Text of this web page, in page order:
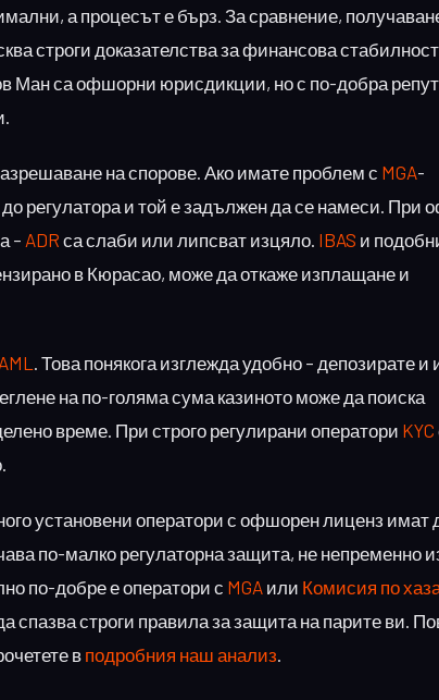
а процесът е бърз. За сравнение,
строги доказателства за финансова
Ман са офшорни юрисдикции, но с по-добра
на спорове. Ако имате проблем с MGA-
регулатора и той е задължен да се намеси. При
– ADR са слаби или липсват изцяло. IBAS и
в Кюрасао, може да откаже изплащане и
AML
. Това понякога изглежда удобно – депозирате и
на по-голяма сума казиното може да поиска
време. При строго регулирани оператори KYC
установени оператори с офшорен лиценз имат
по-малко регулаторна защита, не непременно
по-добре е оператори с MGA или Комисия по
спазва строги правила за защита на парите ви.
вподробния наш анализ